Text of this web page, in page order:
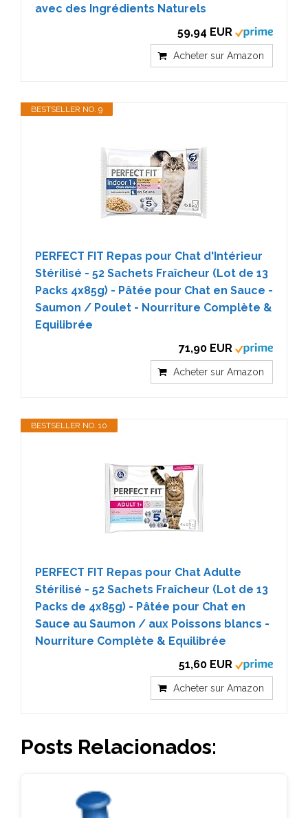
avec des Ingrédients Naturels
59,94 EUR
Acheter sur Amazon
BESTSELLER NO. 9
PERFECT FIT Repas pour Chat d'Intérieur
Stérilisé - 52 Sachets Fraîcheur (Lot de 13
Packs 4x85g) - Pâtée pour Chat en Sauce -
Saumon / Poulet - Nourriture Complète &
Equilibrée
71,90 EUR
Acheter sur Amazon
BESTSELLER NO. 10
PERFECT FIT Repas pour Chat Adulte
Stérilisé - 52 Sachets Fraîcheur (Lot de 13
Packs de 4x85g) - Pâtée pour Chat en
Sauce au Saumon / aux Poissons blancs -
Nourriture Complète & Equilibrée
51,60 EUR
Acheter sur Amazon
Posts Relacionados: